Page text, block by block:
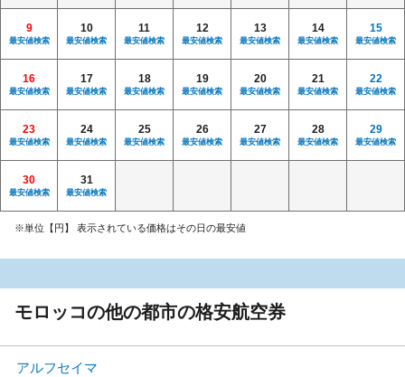
9
最安値検索
10
最安値検索
11
最安値検索
12
最安値検索
13
最安値検索
14
最安値検索
15
最安値検索
16
最安値検索
17
最安値検索
18
最安値検索
19
最安値検索
20
最安値検索
21
最安値検索
22
最安値検索
23
最安値検索
24
最安値検索
25
最安値検索
26
最安値検索
27
最安値検索
28
最安値検索
29
最安値検索
30
最安値検索
31
最安値検索
※単位【円】 表示されている価格はその日の最安値
モロッコの他の都市の格安航空券
アルフセイマ